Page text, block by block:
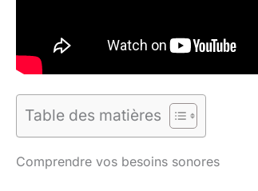
Table des matières
Comprendre vos besoins sonores